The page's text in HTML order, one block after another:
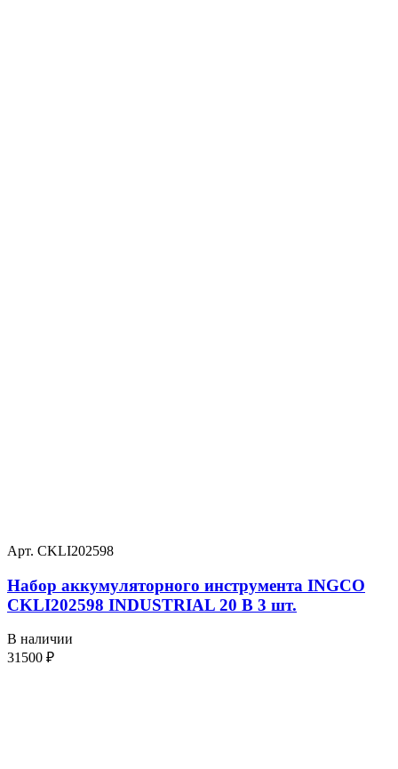
Арт. CKLI202598
Набор аккумуляторного инструмента INGCO
CKLI202598 INDUSTRIAL 20 В 3 шт.
В наличии
31500 ₽